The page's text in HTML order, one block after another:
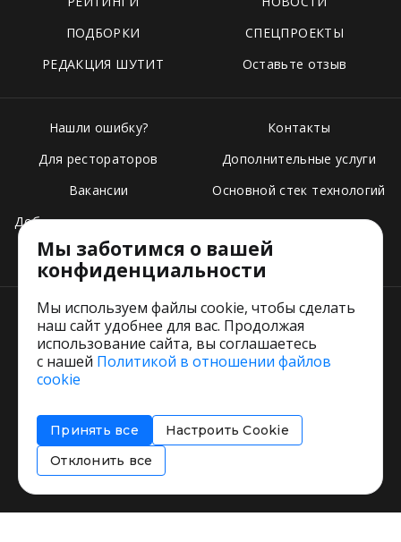
ПОДБОРКИ
СПЕЦПРОЕКТЫ
РЕДАКЦИЯ ШУТИТ
Оставьте отзыв
Нашли ошибку?
Для рестораторов
Вакансии
Добавить свое заведение
Тарифы
Контакты
Дополнительные услуги
Основной стек технологий
Пользовательское соглашение
Соглашение об информировании
Политика использования cookies
Мы заботимся о вашей
конфиденциальности
Мы используем файлы cookie, чтобы сделать
наш сайт удобнее для вас. Продолжая
использование сайта, вы соглашаетесь
с нашей Политикой в отношении файлов
cookie
Принять все
Настроить Cookie
Отклонить все